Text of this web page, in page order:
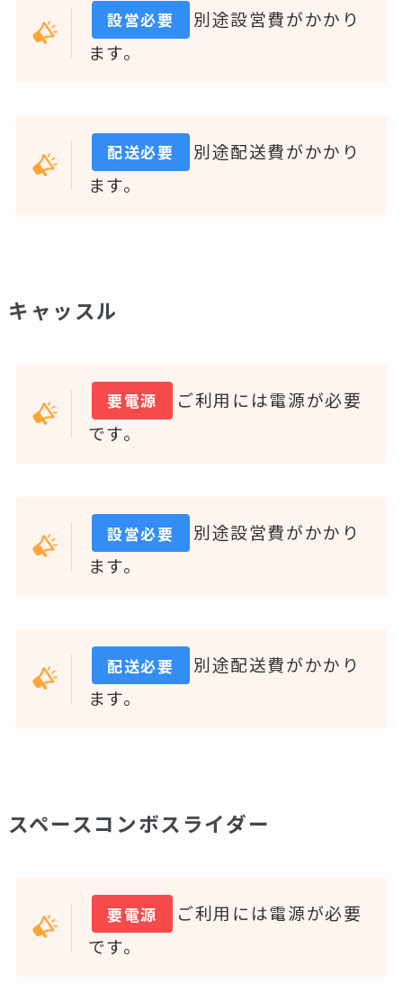
設営必要
別途設営費がかかり
ます。
配送必要
別途配送費がかかり
ます。
キャッスル
要電源
ご利用には電源が必要
です。
設営必要
別途設営費がかかり
ます。
配送必要
別途配送費がかかり
ます。
スペースコンボスライダー
要電源
ご利用には電源が必要
です。